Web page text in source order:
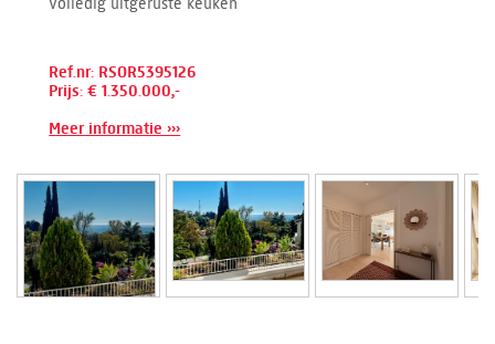
Ref.nr: RSOR5395126
Prijs: € 1.350.000,-
Meer informatie ›››